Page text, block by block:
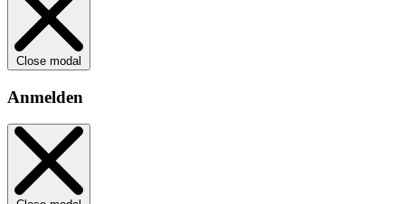
Close modal
Anmelden